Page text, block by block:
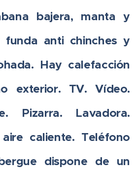
bajera, manta y
funda anti chinches y
Hay calefacción
exterior. TV. Vídeo.
Pizarra. Lavadora.
caliente. Teléfono
dispone de un